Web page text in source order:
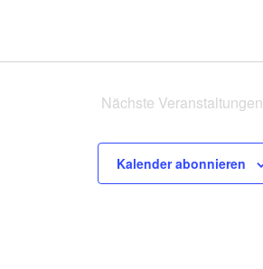
Nächste Veranstaltungen
Kalender abonnieren